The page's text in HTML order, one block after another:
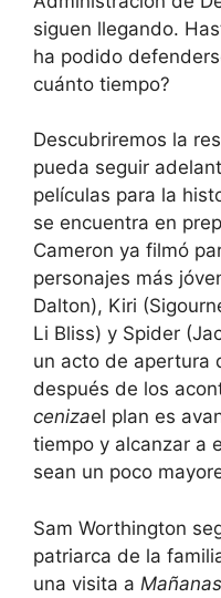
siguen llegando.
ha podido
cuánto tiempo?
Descubriremos la
pueda seguir
películas para la
se encuentra en
Cameron ya filmó
personajes más
Dalton), Kiri
Li Bliss) y Spider
un acto de apertura
después de los
cenizael plan es
tiempo y alcanzar a
sean un poco
Sam Worthington
patriarca de la
una visita a